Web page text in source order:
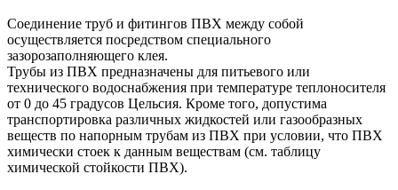
Соединение труб и фитингов ПВХ между собой
осуществляется посредством специального
зазорозаполняющего клея.
Трубы из ПВХ предназначены для питьевого или
технического водоснабжения при температуре теплоносителя
от 0 до 45 градусов Цельсия. Кроме того, допустима
транспортировка различных жидкостей или газообразных
веществ по напорным трубам из ПВХ при условии, что ПВХ
химически стоек к данным веществам (см. таблицу
химической стойкости ПВХ).